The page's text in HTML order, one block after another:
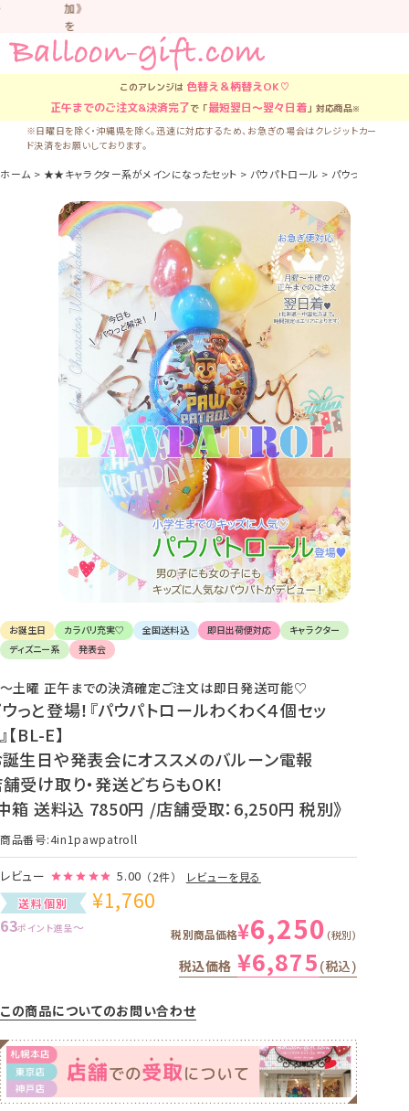
加》
を
お
す
す
し
て
い
す。
車
中
な
ど
置
か
な
う
気
を
つ
く
だ
い。
このアレンジは 色替え＆柄替えOK♡
正午までのご注文&決済完了で「最短翌日〜翌々日着」対応商品※
※日曜日を除く・沖縄県を除く。迅速に対応するため、お急ぎの場合はクレジットカー
ド決済をお願いしております。
ホーム ★★キャラクター系がメインになったセット パウパトロール パウっと登場！
お誕生日 カラバリ充実♡ 全国送料込 即日出荷便対応
キャラクター
ディズニー系
発表会
土曜 正午までの決済確定ご注文は即日発送可能♡
っと登場！『パウパトロールわくわく４個セッ
【BL-E】
生日や発表会にオススメのバルーン電報
受け取り・発送どちらもOK！
箱 送料込 7850円 /店舗受取：6,250円 税別》
商品番号 4in1pawpatroll
レビュー 5.00 （2件）
レビューを見る
送料個別
¥1,760
63ポイント進呈〜 税別商品価格¥6,250 税別
税込価格 ¥6,875 税込
この商品についてのお問い合わせ